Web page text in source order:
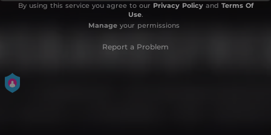
By using this service you agree to our Privacy Policyand Terms Of
Use.
Manageyour permissions
Report a Problem